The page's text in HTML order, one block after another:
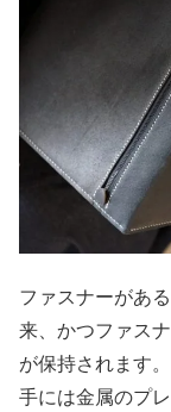
ファスナーがあ
来、かつファス
が保持されます
手には金属のプ